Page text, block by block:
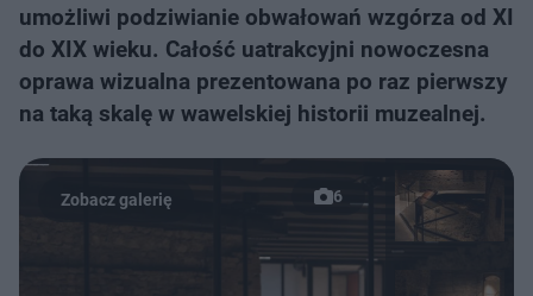
umożliwi podziwianie obwałowań wzgórza od XI
do XIX wieku. Całość uatrakcyjni nowoczesna
oprawa wizualna prezentowana po raz pierwszy
na taką skalę w wawelskiej historii muzealnej.
6